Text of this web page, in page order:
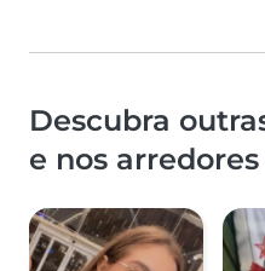
Descubra
e nos